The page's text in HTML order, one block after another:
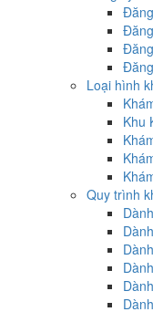
Loại hình
Khu
Quy trình